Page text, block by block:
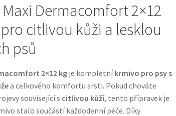
Dermacomfort 2×12
citlivou kůži a lesklou
psů
2×12 kgje kompletníkrmivo pro psy s
a celkového komfortu srsti. Pokud chováte
související s citlivou kůží, tento přípravek je
stalo součástí každodenní péče. Díky